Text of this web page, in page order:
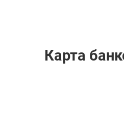
Карта